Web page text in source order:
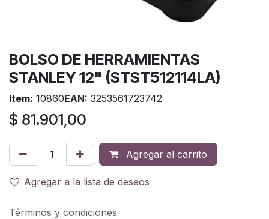
BOLSO DE HERRAMIENTAS
STANLEY 12" (STST512114LA)
Item: 10860EAN: 3253561723742
$ 81.901,00
Agregar al carrito
Agregar a la lista de deseos
Términos y condiciones